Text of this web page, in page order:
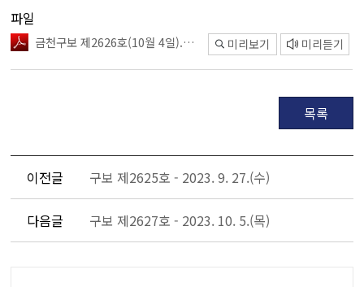
파일
금천구보 제2626호(10월 4일).pdf 미리보기 미리듣기
목록
이전글 구보 제2625호 - 2023. 9. 27.(수)
다음글 구보 제2627호 - 2023. 10. 5.(목)